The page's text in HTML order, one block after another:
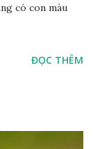
có con màu
ĐỌC THÊM